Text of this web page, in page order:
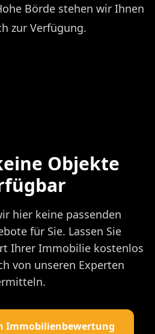
Börde stehen wir Ihnen
zur Verfügung.
Objekte
hier keine passenden
für Sie. Lassen Sie
Ihrer Immobilie kostenlos
von unseren Experten
Immobilienbewertung